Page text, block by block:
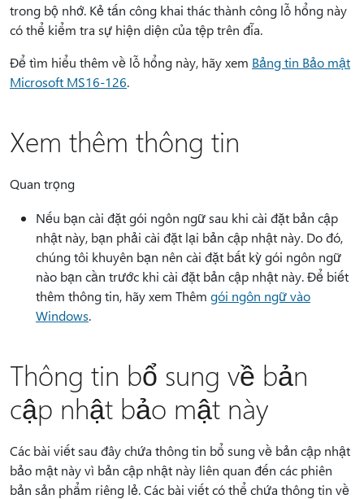
trong bộ nhớ. Kẻ tấn công khai thác thành công lỗ hổng này
có thể kiểm tra sự hiện diện của tệp trên đĩa.
Để tìm hiểu thêm về lỗ hổng này, hãy xem Bảng tin Bảo mật
Microsoft MS16-126.
Xem thêm thông tin
Quan trọng
Nếu bạn cài đặt gói ngôn ngữ sau khi cài đặt bản cập
nhật này, bạn phải cài đặt lại bản cập nhật này. Do đó,
chúng tôi khuyên bạn nên cài đặt bất kỳ gói ngôn ngữ
nào bạn cần trước khi cài đặt bản cập nhật này. Để biết
thêm thông tin, hãy xem Thêm gói ngôn ngữ vào
Windows.
Thông tin bổ sung về bản
cập nhật bảo mật này
Các bài viết sau đây chứa thông tin bổ sung về bản cập nhật
bảo mật này vì bản cập nhật này liên quan đến các phiên
bản sản phẩm riêng lẻ. Các bài viết có thể chứa thông tin về